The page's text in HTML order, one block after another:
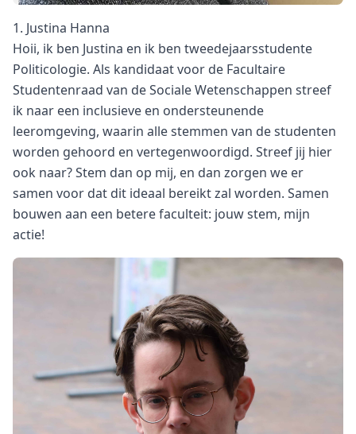
1. Justina Hanna
Hoii, ik ben Justina en ik ben tweedejaarsstudente
Politicologie. Als kandidaat voor de Facultaire
Studentenraad van de Sociale Wetenschappen streef
ik naar een inclusieve en ondersteunende
leeromgeving, waarin alle stemmen van de studenten
worden gehoord en vertegenwoordigd. Streef jij hier
ook naar? Stem dan op mij, en dan zorgen we er
samen voor dat dit ideaal bereikt zal worden. Samen
bouwen aan een betere faculteit: jouw stem, mijn
actie!